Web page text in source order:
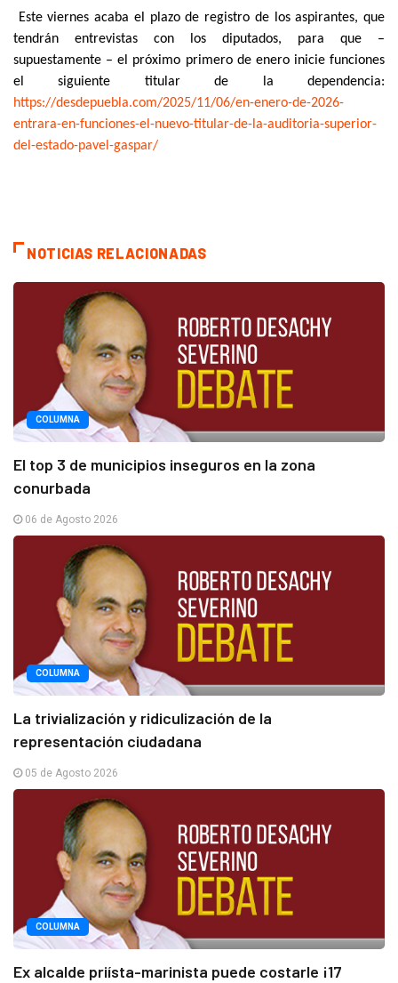
Este viernes acaba el plazo de registro de los aspirantes, que
tendrán entrevistas con los diputados, para que –
supuestamente – el próximo primero de enero inicie funciones
el siguiente titular de la dependencia:
https://desdepuebla.com/2025/11/06/en-enero-de-2026-
entrara-en-funciones-el-nuevo-titular-de-la-auditoria-superior-
del-estado-pavel-gaspar/
NOTICIAS RELACIONADAS
COLUMNA
El top 3 de municipios inseguros en la zona
conurbada
06 de Agosto 2026
COLUMNA
La trivialización y ridiculización de la
representación ciudadana
05 de Agosto 2026
COLUMNA
Ex alcalde priísta-marinista puede costarle ¡17